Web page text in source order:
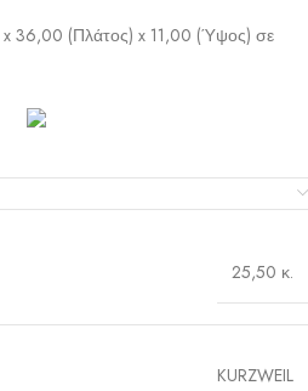
x 36,00 (Πλάτος) x 11,00 (Ύψος) σε
25,50 κ.
KURZWEIL